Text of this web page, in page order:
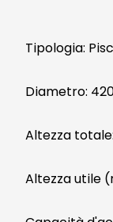
Tipologia:
Diametro:
Altezza
Altezza utile